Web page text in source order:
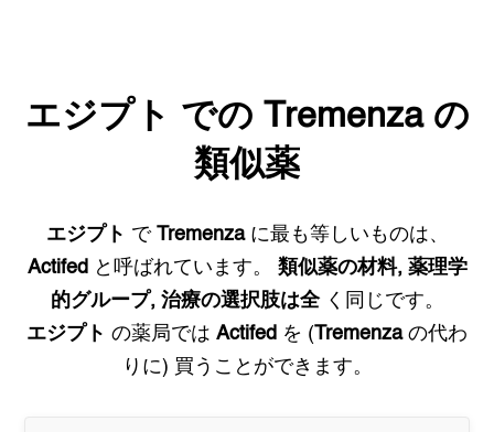
エジプト での Tremenzaの
類似薬
エジプト で Tremenzaに最も等しいものは、
Actifed と呼ばれています。
類似薬の材料, 薬理学
的グループ, 治療の選択肢は全 く同じです。
エジプト の薬局では Actifed を (Tremenzaの代わ
りに) 買うことができます。